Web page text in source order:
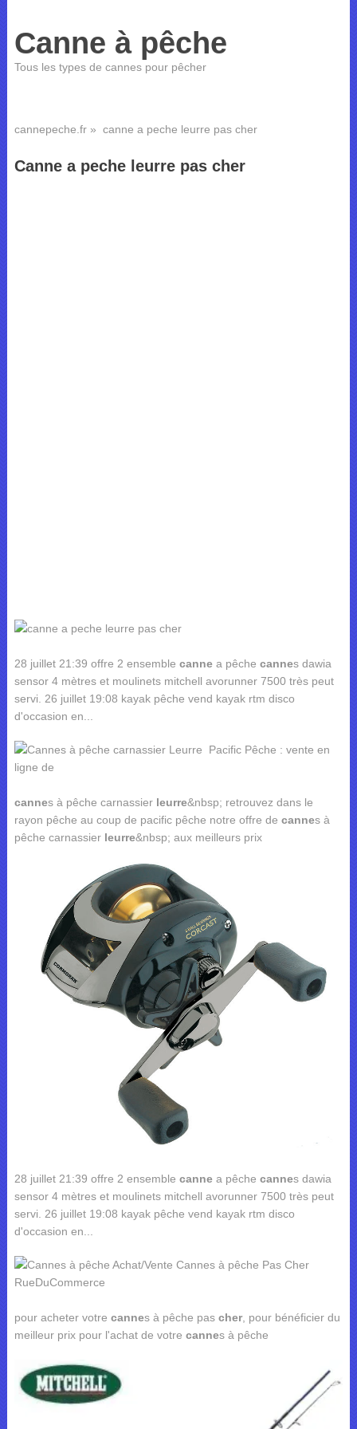
Canne à pêche
Tous les types de cannes pour pêcher
cannepeche.fr» canne a peche leurre pas cher
Canne a peche leurre pas cher
28 juillet 21:39 offre 2 ensemble cannea pêche cannes dawia
sensor 4 mètres et moulinets mitchell avorunner 7500 très peut
servi. 26 juillet 19:08 kayak pêche vend kayak rtm disco
d'occasion en...
cannes à pêche carnassier leurre&nbsp; retrouvez dans le
rayon pêche au coup de pacific pêche notre offre de cannes à
pêche carnassier leurre&nbsp; aux meilleurs prix
28 juillet 21:39 offre 2 ensemble cannea pêche cannes dawia
sensor 4 mètres et moulinets mitchell avorunner 7500 très peut
servi. 26 juillet 19:08 kayak pêche vend kayak rtm disco
d'occasion en...
pour acheter votre cannes à pêche pas cher, pour bénéficier du
meilleur prix pour l'achat de votre cannes à pêche